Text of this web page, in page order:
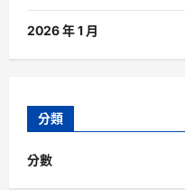
2026 年 1 月
分類
分數